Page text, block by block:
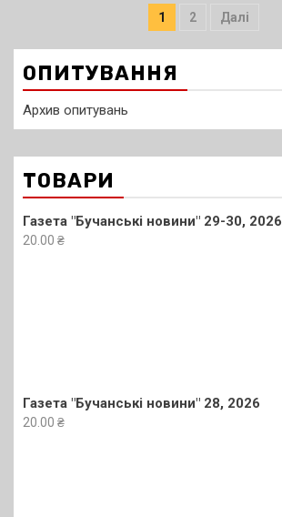
Пагінація
записів
1 2 Далі
ОПИТУВАННЯ
Архив опитувань
ТОВАРИ
Газета "Бучанські новини" 29-30, 2026
20.00 ₴
Газета "Бучанські новини" 28, 2026
20.00 ₴